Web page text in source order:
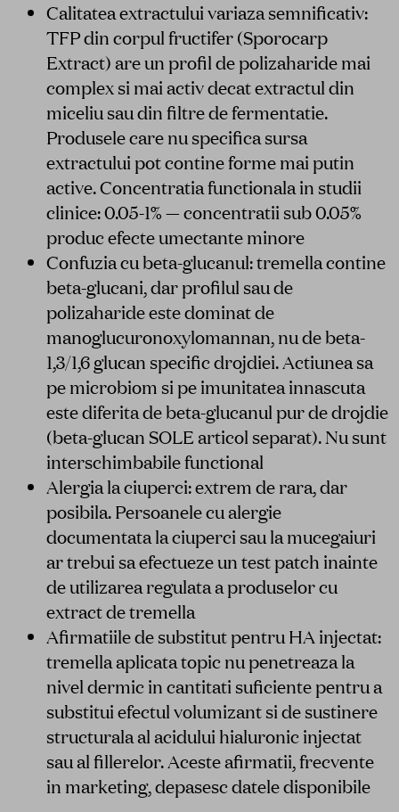
Calitatea extractului variaza semnificativ:
TFP din corpul fructifer (Sporocarp
Extract) are un profil de polizaharide mai
complex si mai activ decat extractul din
miceliu sau din filtre de fermentatie.
Produsele care nu specifica sursa
extractului pot contine forme mai putin
active. Concentratia functionala in studii
clinice: 0.05-1% — concentratii sub 0.05%
produc efecte umectante minore
Confuzia cu beta-glucanul: tremella contine
beta-glucani, dar profilul sau de
polizaharide este dominat de
manoglucuronoxylomannan, nu de beta-
1,3/1,6 glucan specific drojdiei. Actiunea sa
pe microbiom si pe imunitatea innascuta
este diferita de beta-glucanul pur de drojdie
(beta-glucan SOLE articol separat). Nu sunt
interschimbabile functional
Alergia la ciuperci: extrem de rara, dar
posibila. Persoanele cu alergie
documentata la ciuperci sau la mucegaiuri
ar trebui sa efectueze un test patch inainte
de utilizarea regulata a produselor cu
extract de tremella
Afirmatiile de substitut pentru HA injectat:
tremella aplicata topic nu penetreaza la
nivel dermic in cantitati suficiente pentru a
substitui efectul volumizant si de sustinere
structurala al acidului hialuronic injectat
sau al fillerelor. Aceste afirmatii, frecvente
in marketing, depasesc datele disponibile